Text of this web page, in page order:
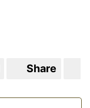
Share